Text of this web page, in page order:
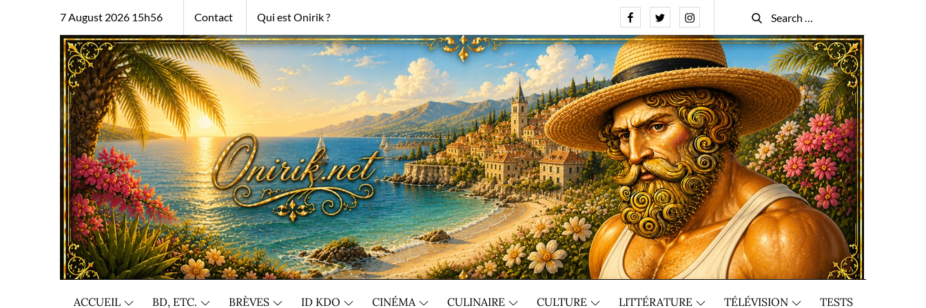
7 August 2026 15h56 Contact Qui est Onirik ? FacebookTwitterInstagram
Search
for:
Search
ACCUEIL BD, ETC. BRÈVES ID KDO CINÉMA CULINAIRE CULTURE LITTÉRATURE TÉLÉVISION TESTS